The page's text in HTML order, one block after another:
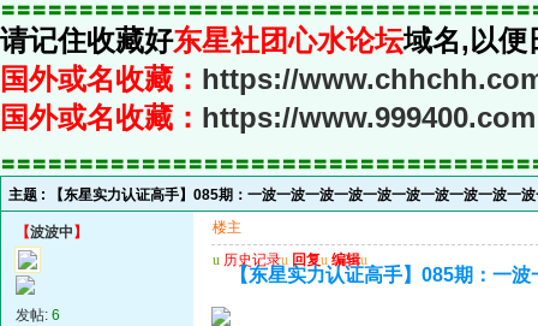
〓〓〓〓〓〓〓〓〓〓〓〓〓〓〓〓〓〓〓〓〓〓〓〓〓〓〓〓〓〓〓〓〓〓
请记住收藏好东星社团心水论坛域名,以便
国外或名收藏： https://
国外或名收藏： https://www.999400.com
〓〓〓〓〓〓〓〓〓〓〓〓〓〓〓〓〓〓〓〓〓〓〓〓〓〓〓〓〓〓〓〓〓〓
主题 : 【东星实力认证高手】085期：一波一波一波一波一波一波一波一波一波一
【波波中 】
发帖: 6
楼主
u 历史记录u 回复u 编辑u
【东星实力认证高手】085期：一